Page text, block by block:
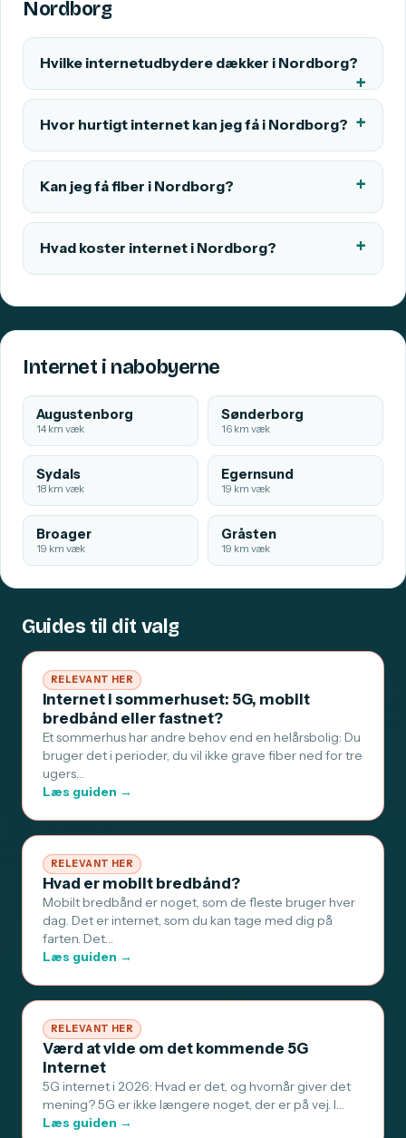
Nordborg
Hvilke internetudbydere dækker i Nordborg?
Hvor hurtigt internet kan jeg få i Nordborg?
Kan jeg få fiber i Nordborg?
Hvad koster internet i Nordborg?
Internet i nabobyerne
Augustenborg
14 km væk
Sønderborg
16 km væk
Sydals
18 km væk
Egernsund
19 km væk
Broager
19 km væk
Gråsten
19 km væk
Guides til dit valg
RELEVANT HER
Internet i sommerhuset: 5G, mobilt
bredbånd eller fastnet?
Et sommerhus har andre behov end en helårsbolig: Du
bruger det i perioder, du vil ikke grave fiber ned for tre
ugers…
Læs guiden →
RELEVANT HER
Hvad er mobilt bredbånd?
Mobilt bredbånd er noget, som de fleste bruger hver
dag. Det er internet, som du kan tage med dig på
farten. Det…
Læs guiden →
RELEVANT HER
Værd at vide om det kommende 5G
internet
5G internet i 2026: Hvad er det, og hvornår giver det
mening? 5G er ikke længere noget, der er på vej. I…
Læs guiden →